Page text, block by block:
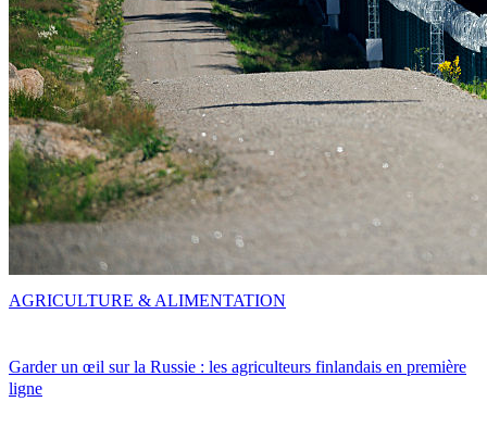
Garder un œil sur la Russie : les agriculteurs finlandais en première
ligne
AGRICULTURE & ALIMENTATION